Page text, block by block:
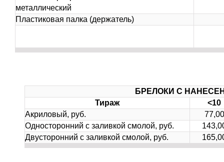
металлический
Пластиковая палка (держатель)
БРЕЛОКИ С
Тираж
<10
Акриловый, руб.
77,00
Односторонний с заливкой смолой, руб.
Двусторонний с заливкой смолой, руб.